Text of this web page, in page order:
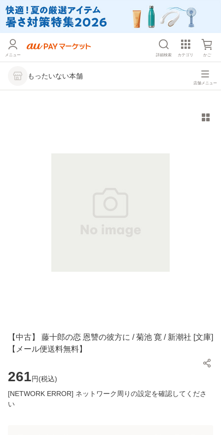
メニュー 詳細検索 カテゴリ かご
もったいない本舗
店舗メニュー
【中古】 藤十郎の恋 恩讐の彼方に / 菊池 寛 / 新潮社 [文庫]
【メール便送料無料】
261円(税込)
[NETWORK ERROR] ネットワーク周りの設定を確認してくださ
い